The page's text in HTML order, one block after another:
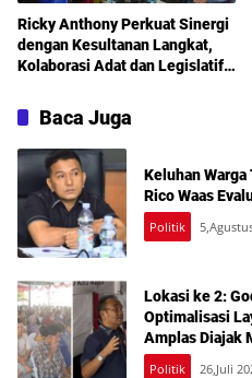
Ricky Anthony Perkuat Sinergi
dengan Kesultanan Langkat,
Kolaborasi Adat dan Legislatif
Baca Juga
Keluhan Warga
Rico Waas
Politik
Lokasi ke 2:
Optimalisasi
Amplas Diajak
Bermodal KTP
Politik 26,Juli